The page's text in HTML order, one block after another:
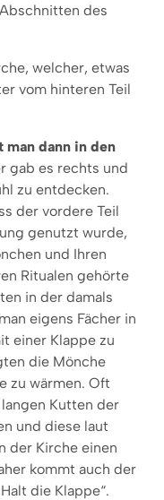
des
welcher, etwas
vom hinteren Teil
man dann in den
gab es rechts und
zu entdecken.
der vordere Teil
genutzt wurde,
und Ihren
Ritualen gehörte
in der damals
eigens Fächer in
einer Klappe zu
die Mönche
zu wärmen. Oft
Kutten der
und diese laut
der Kirche einen
kommt auch der
die Klappe“.